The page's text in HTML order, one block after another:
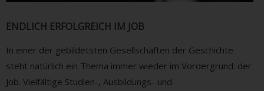
ENDLICH ERFOLGREICH IM JOB
In einer der gebildetsten Gesellschaften der Geschichte
steht natürlich ein Thema immer wieder im Vordergrund: der
Job. Vielfältige Studien-, Ausbildungs- und